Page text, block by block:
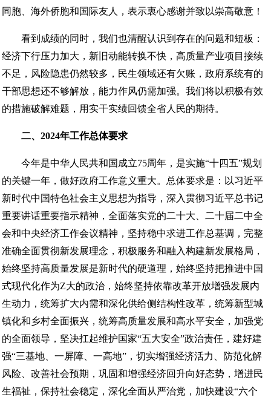
同胞、海外侨胞和国际友人，表示衷心感谢并致以崇高敬意！
看到成绩的同时，我们也清醒认识到存在的问题和短板：
经济下行压力加大，新旧动能转换不快，高质量产业项目接续
不足，风险隐患仍然较多，民生领域还有欠账，政府系统有的
干部思想还不够解放，能力作风仍需加强。我们将以积极有效
的措施破解难题，用实干实绩回馈全省人民的期待。
二、2024年工作总体要求
今年是中华人民共和国成立75周年，是实施“十四五”规划
的关键一年，做好政府工作意义重大。总体要求是：以习近平
新时代中国特色社会主义思想为指导，深入贯彻习近平总书记
重要讲话重要指示精神，全面落实党的二十大、二十届二中全
会和中央经济工作会议精神，坚持稳中求进工作总基调，完整
准确全面贯彻新发展理念，积极服务和融入构建新发展格局，
始终坚持高质量发展是新时代的硬道理，始终坚持把推进中国
式现代化作为Z大的政治，始终坚持依靠改革开放增强发展内
生动力，统筹扩大内需和深化供给侧结构性改革，统筹新型城
镇化和乡村全面振兴，统筹高质量发展和高水平安全，加强党
的全面领导，坚决扛起维护国家“五大安全”政治责任，建好建
强“三基地、一屏障、一高地”，切实增强经济活力、防范化解
风险、改善社会预期，巩固和增强经济回升向好态势，增进民
生福祉，保持社会稳定，深化全面从严治党，加快建设“六个